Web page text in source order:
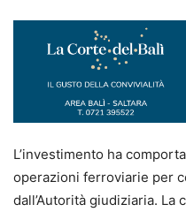
L’investimento ha
operazioni ferroviarie per
dall’Autorità giudiziaria.